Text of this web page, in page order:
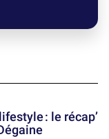
: le récap’